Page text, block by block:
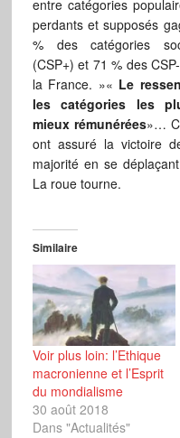
entre catégories
perdants et supposés
% des catégories
(CSP+) et 71 % des
la France. »« Le
les catégories les
mieux rémunérées»…
ont assuré la victoire
majorité en se
La roue tourne.
Similaire
Voir plus loin: l’Ethique
macronienne et l’Esprit
du mondialisme
30 août 2018
Dans "Actualités"